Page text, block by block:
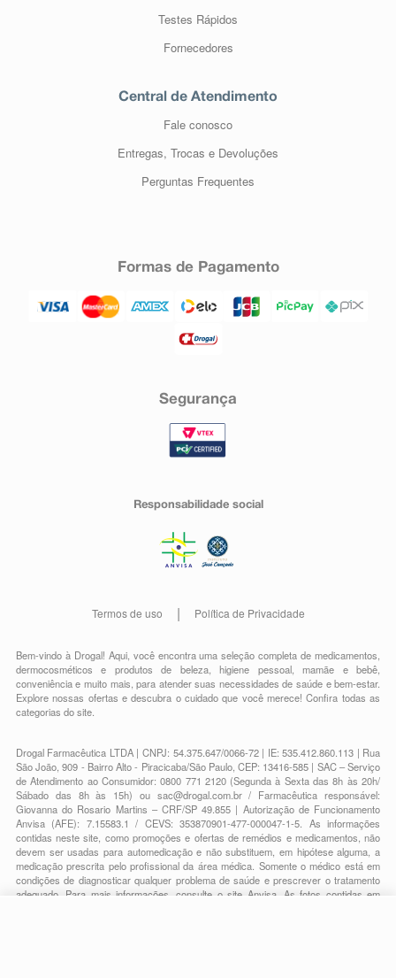
Testes Rápidos
Fornecedores
Central de Atendimento
Fale conosco
Entregas, Trocas e Devoluções
Perguntas Frequentes
Formas de Pagamento
Segurança
Responsabilidade social
Termos de uso Política de Privacidade
Bem-vindo à Drogal! Aqui, você encontra uma seleção completa demedicamentos
dermocosméticos e produtos de beleza,higiene pessoal,mamãe e bebê
conveniênciae muito mais, para atender suas necessidades de saúde e bem-estar.
Explore nossas ofertas e descubra o cuidado que você merece!Confira todas as
categorias do site.
Drogal Farmacêutica LTDA | CNPJ: 54.375.647/0066-72 | IE: 535.412.860.113 | Rua
São João, 909 - Bairro Alto - Piracicaba/São Paulo, CEP: 13416-585 | SAC – Serviço
de Atendimento ao Consumidor: 0800 771 2120 (Segunda à Sexta das 8h às 20h/
Sábado das 8h às 15h) ou sac@drogal.com.br/ Farmacêutica responsável:
Giovanna do Rosario Martins – CRF/SP 49.855 | Autorização de Funcionamento
Anvisa (AFE): 7.15583.1 / CEVS: 353870901-477-000047-1-5. As informações
contidas neste site, como promoções e ofertas de remédios e medicamentos, não
devem ser usadas para automedicação e não substituem, em hipótese alguma, a
medicação prescrita pelo profissional da área médica. Somente o médico está em
condições de diagnosticar qualquer problema de saúde e prescrever o tratamento
adequado. Para mais informações, consulte o site Anvisa. As fotos contidas em